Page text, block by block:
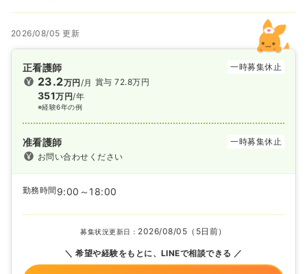
2026/08/05 更新
正看護師 一時募集休止
23.2万円/月
351万円/年
※経験6年の例
賞与 72.8万円
准看護師
一時募集休止
お問い合わせください
勤務時間 9:00～18:00
募集状況更新日： 2026/08/05（5日前）
希望や経験をもとに、LINEで相談できる